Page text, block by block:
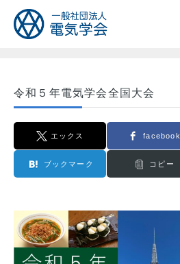
令和５年電気学会全国大会
エックス facebook
ブックマーク コピー